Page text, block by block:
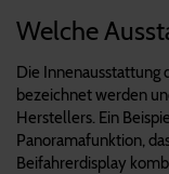
Welche
Die Innenausstattung
bezeichnet werden
Herstellers. Ein
Panoramafunktion,
Beifahrerdisplay